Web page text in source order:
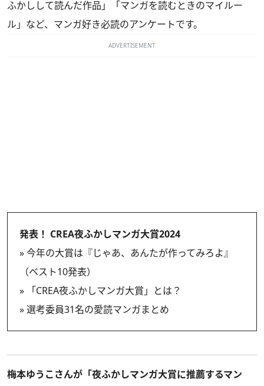
ふかしして読んだ作品」「マンガを読むときのマイルー
ル」など、マンガ好き必読のアンケートです。
ADVERTISEMENT
発表！ CREA夜ふかしマンガ大賞2024
»今年の大賞は『じゃあ、あんたが作ってみろよ』
（ベスト10発表）
»
「CREA夜ふかしマンガ大賞」とは？
»選考委員31名の愛読マンガまとめ
梅本ゆうこさんが「夜ふかしマンガ大賞に推薦するマン